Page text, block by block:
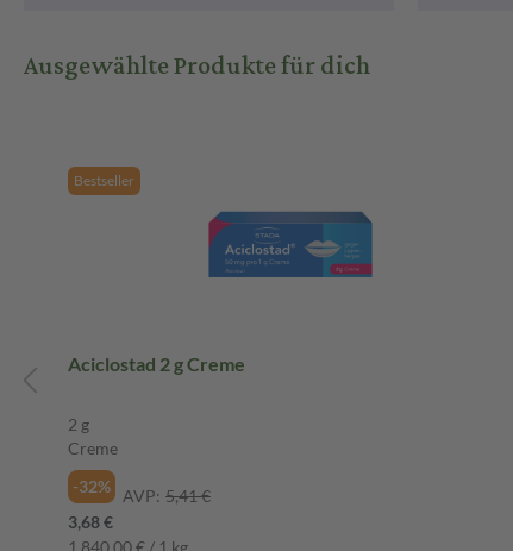
Ausgewählte Produkte für dich
Bestseller
Aciclostad 2 g Creme
2 g
Creme
-32%
AVP: 5,41 €
3,68 €